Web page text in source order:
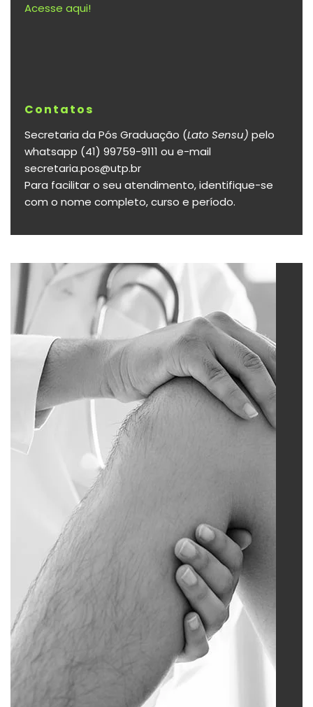
Acesse aqui!
Contatos
Secretaria da Pós Graduação (Lato Sensu) pelo
whatsapp (41) 99759-9111 ou e-mail
secretaria.pos@utp.br
Para facilitar o seu atendimento, identifique-se
com o nome completo, curso e período.